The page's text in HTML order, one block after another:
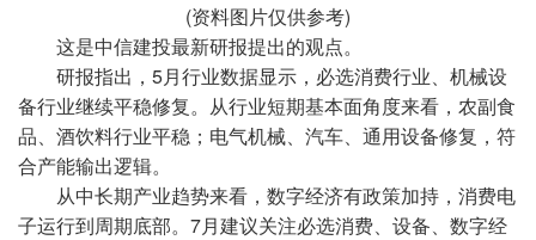
(资料图片仅供参考)
这是中信建投最新研报提出的观点。
研报指出，5月行业数据显示，必选消费行业、机械设
备行业继续平稳修复。从行业短期基本面角度来看，农副食
品、酒饮料行业平稳；电气机械、汽车、通用设备修复，符
合产能输出逻辑。
从中长期产业趋势来看，数字经济有政策加持，消费电
子运行到周期底部。7月建议关注必选消费、设备、数字经